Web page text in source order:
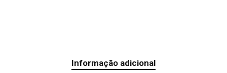
Informação adicional